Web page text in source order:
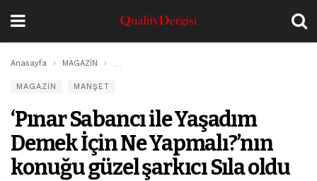
Anasayfa MAGAZİN
MAGAZİN MANŞET
‘Pınar Sabancı ile Yaşadım
Demek İçin Ne Yapmalı?’nın
konuğu güzel şarkıcı Sıla oldu